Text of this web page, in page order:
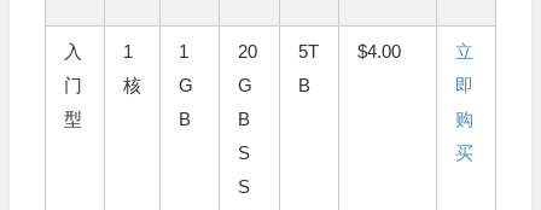
入
门
型
1
核
1
G
B
20
G
B
S
S
5T
B
$4.00
立
即
购
买